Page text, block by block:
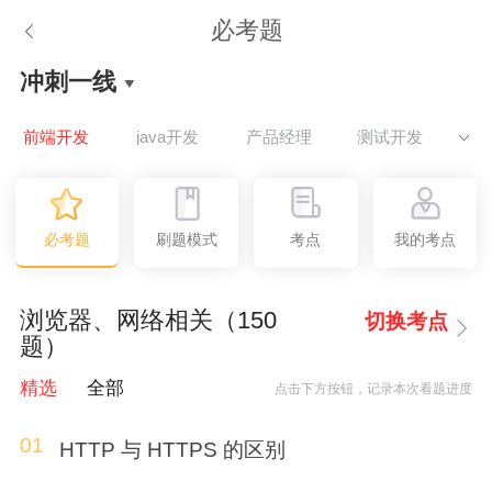
必考题
冲刺一线
前端开发 java开发 产品经理 测试开发
必考题 刷题模式 考点 我的考点
浏览器、网络相关（150
题）
切换考点
精选 全部 点击下方按钮，记录本次看题进度
01 HTTP 与 HTTPS 的区别